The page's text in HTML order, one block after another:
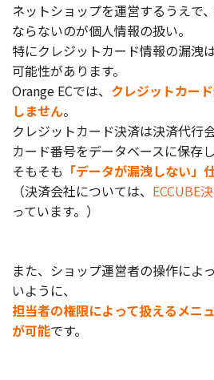
ネットショップを運営するうえで
ならないのが個人情報の扱い。
特にクレジットカード情報の漏洩
可能性があります。
Orange ECでは、 クレジットカー
しません。
クレジットカード決済は決済代行
カード番号をデータベースに保存
そもそも 「データが漏洩しない」
（決済会社については、 ECCUBE
っています。）
また、ショップ運営者の操作によ
いように、
担当者の権限によって扱えるメニ
が可能です。